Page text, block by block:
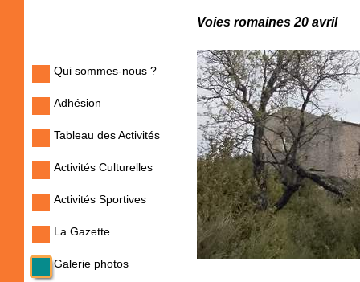
Qui sommes-nous ?
Adhésion
Tableau des Activités
Activités Culturelles
Activités Sportives
La Gazette
Galerie photos
Voies romaines 20 avril